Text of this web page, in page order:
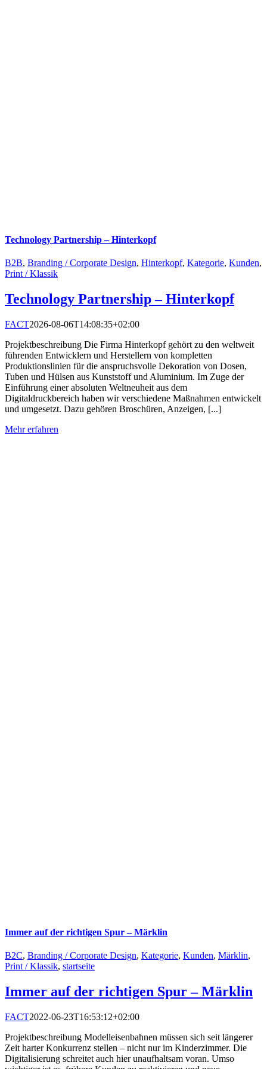
Technology Partnership – Hinterkopf
B2B, Branding / Corporate Design, Hinterkopf, Kategorie, Kunden,
Print / Klassik
Technology Partnership – Hinterkopf
FACT2026-08-06T14:08:35+02:00
Projektbeschreibung Die Firma Hinterkopf gehört zu den weltweit
führenden Entwicklern und Herstellern von kompletten
Produktionslinien für die anspruchsvolle Dekoration von Dosen,
Tuben und Hülsen aus Kunststoff und Aluminium. Im Zuge der
Einführung einer absoluten Weltneuheit aus dem
Digitaldruckbereich haben wir verschiedene Maßnahmen entwickelt
und umgesetzt. Dazu gehören Broschüren, Anzeigen, [...]
Mehr erfahren
Immer auf der richtigen Spur – Märklin
B2C, Branding / Corporate Design, Kategorie, Kunden, Märklin,
Print / Klassik, startseite
Immer auf der richtigen Spur – Märklin
FACT2022-06-23T16:53:12+02:00
Projektbeschreibung Modelleisenbahnen müssen sich seit längerer
Zeit harter Konkurrenz stellen – nicht nur im Kinderzimmer. Die
Digitalisierung schreitet auch hier unaufhaltsam voran. Umso